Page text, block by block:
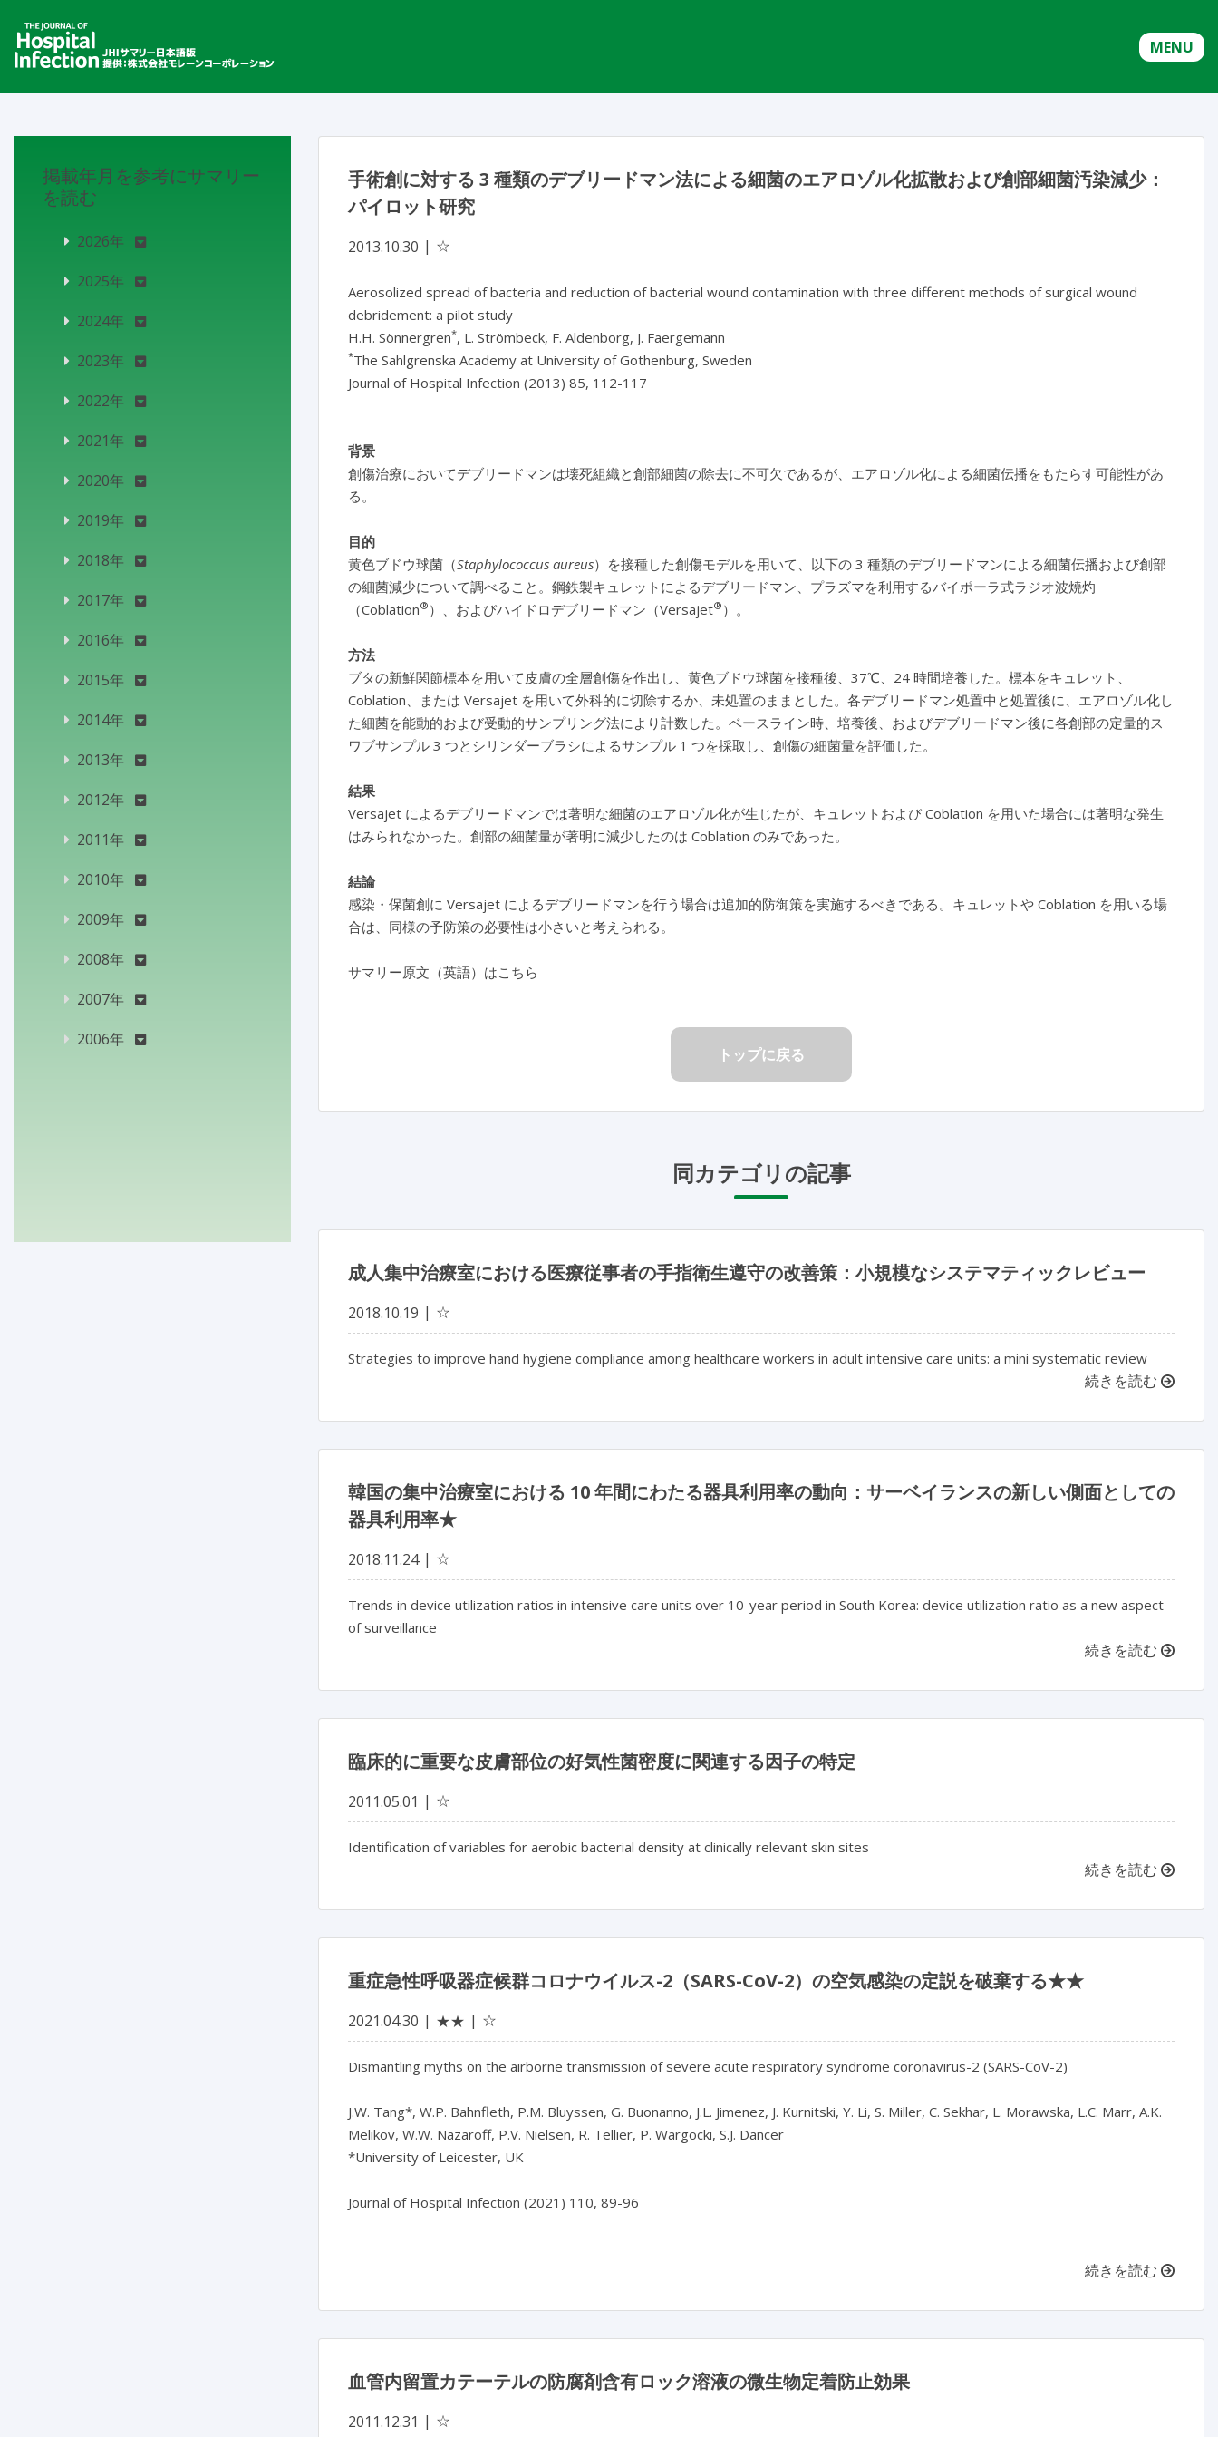
MENU
手術創に対する 3 種類のデブリードマン法による細菌のエアロゾル化拡散および創部細菌汚染減少：
パイロット研究
2013.10.30 ☆
Aerosolized spread of bacteria and reduction of bacterial wound contamination with three different methods of surgical wound
debridement: a pilot study
H.H. Sönnergren*, L. Strömbeck, F. Aldenborg, J. Faergemann
*The Sahlgrenska Academy at University of Gothenburg, Sweden
Journal of Hospital Infection (2013) 85, 112-117
背景
創傷治療においてデブリードマンは壊死組織と創部細菌の除去に不可欠であるが、エアロゾル化による細菌伝播をもたらす可能性があ
る。
目的
黄色ブドウ球菌（Staphylococcus aureus）を接種した創傷モデルを用いて、以下の 3 種類のデブリードマンによる細菌伝播および創部
の細菌減少について調べること。鋼鉄製キュレットによるデブリードマン、プラズマを利用するバイポーラ式ラジオ波焼灼
（Coblation® ）、およびハイドロデブリードマン（Versajet® ）。
方法
ブタの新鮮関節標本を用いて皮膚の全層創傷を作出し、黄色ブドウ球菌を接種後、37℃、24 時間培養した。標本をキュレット、
Coblation、または Versajet を用いて外科的に切除するか、未処置のままとした。各デブリードマン処置中と処置後に、エアロゾル化し
た細菌を能動的および受動的サンプリング法により計数した。ベースライン時、培養後、およびデブリードマン後に各創部の定量的ス
ワブサンプル 3 つとシリンダーブラシによるサンプル 1 つを採取し、創傷の細菌量を評価した。
結果
Versajet によるデブリードマンでは著明な細菌のエアロゾル化が生じたが、キュレットおよび Coblation を用いた場合には著明な発生
はみられなかった。創部の細菌量が著明に減少したのは Coblation のみであった。
結論
感染・保菌創に Versajet によるデブリードマンを行う場合は追加的防御策を実施するべきである。キュレットや Coblation を用いる場
合は、同様の予防策の必要性は小さいと考えられる。
サマリー原文（英語）はこちら
トップに戻る
同カテゴリの記事
成人集中治療室における医療従事者の手指衛生遵守の改善策：小規模なシステマティックレビュー
2018.10.19 ☆
Strategies to improve hand hygiene compliance among healthcare workers in adult intensive care units: a mini systematic review
続きを読む
韓国の集中治療室における 10 年間にわたる器具利用率の動向：サーベイランスの新しい側面としての
器具利用率★
2018.11.24 ☆
Trends in device utilization ratios in intensive care units over 10-year period in South Korea: device utilization ratio as a new aspect
of surveillance
続きを読む
臨床的に重要な皮膚部位の好気性菌密度に関連する因子の特定
2011.05.01 ☆
Identification of variables for aerobic bacterial density at clinically relevant skin sites
続きを読む
重症急性呼吸器症候群コロナウイルス-2（SARS-CoV-2）の空気感染の定説を破棄する★★
2021.04.30 ★★ ☆
Dismantling myths on the airborne transmission of severe acute respiratory syndrome coronavirus-2 (SARS-CoV-2)
J.W. Tang*, W.P. Bahnfleth, P.M. Bluyssen, G. Buonanno, J.L. Jimenez, J. Kurnitski, Y. Li, S. Miller, C. Sekhar, L. Morawska, L.C. Marr, A.K.
Melikov, W.W. Nazaroff, P.V. Nielsen, R. Tellier, P. Wargocki, S.J. Dancer
*University of Leicester, UK
Journal of Hospital Infection (2021) 110, 89-96
続きを読む
血管内留置カテーテルの防腐剤含有ロック溶液の微生物定着防止効果
2011.12.31 ☆
掲載年月を参考にサマリー
を読む
2026年
2025年
2024年
2023年
2022年
2021年
2020年
2019年
2018年
2017年
2016年
2015年
2014年
2013年
2012年
2011年
2010年
2009年
2008年
2007年
2006年